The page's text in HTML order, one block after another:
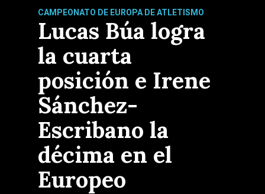
CAMPEONATO DE EUROPA DE ATLETISMO
Lucas Búa logra
la cuarta
posición e Irene
Sánchez-
Escribano la
décima en el
Europeo